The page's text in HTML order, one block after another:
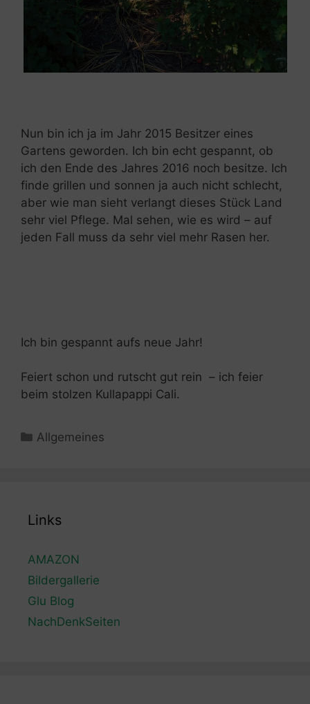
Nun bin ich ja im Jahr 2015 Besitzer eines
Gartens geworden. Ich bin echt gespannt, ob
ich den Ende des Jahres 2016 noch besitze. Ich
finde grillen und sonnen ja auch nicht schlecht,
aber wie man sieht verlangt dieses Stück Land
sehr viel Pflege. Mal sehen, wie es wird – auf
jeden Fall muss da sehr viel mehr Rasen her.
Ich bin gespannt aufs neue Jahr!
Feiert schon und rutscht gut rein – ich feier
beim stolzen Kullapappi Cali.
Kategorien
Allgemeines
Links
AMAZON
Bildergallerie
Glu Blog
NachDenkSeiten